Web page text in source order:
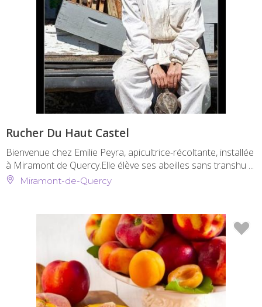
Rucher Du Haut Castel
Bienvenue chez Emilie Peyra, apicultrice-récoltante, installée
à Miramont de Quercy.Elle élève ses abeilles sans transhu ...
Miramont-de-Quercy